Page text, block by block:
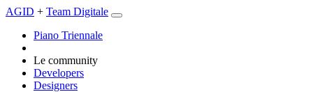
AGID + Team Digitale
Piano Triennale
Le community
Developers
Designers